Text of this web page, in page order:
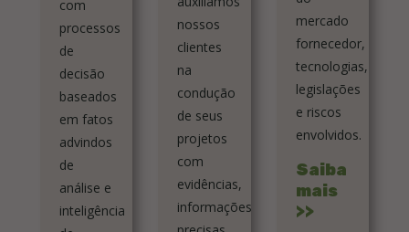
com
processos
de
decisão
baseados
em fatos
advindos
de
análise e
inteligência
nossos
clientes
na
condução
de seus
projetos
com
evidências,
informações
mercado
fornecedor,
tecnologias,
legislações
e riscos
envolvidos.
Saiba
mais
>>